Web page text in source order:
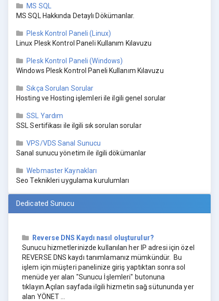
MS SQL
MS SQL Hakkında Detaylı Dökümanlar.
Plesk Kontrol Paneli (Linux)
Linux Plesk Kontrol Paneli Kullanım Kılavuzu
Plesk Kontrol Paneli (Windows)
Windows Plesk Kontrol Paneli Kullanım Kılavuzu
Sıkça Sorulan Sorular
Hosting ve Hosting işlemleri ile ilgili genel sorular
SSL Yardım
SSL Sertifikası ile ilgili sık sorulan sorular
VPS/VDS Sanal Sunucu
Sanal sunucu yönetim ile ilgili dökümanlar
Webmaster Kaynakları
Seo Teknikleri uygulama kurulumları
Dedicated Sunucu
Reverse DNS Kaydı nasıl oluşturulur?
Sunucu hizmetlerinizde kullanılan her IP adresi için özel
REVERSE DNS kaydı tanımlamanız mümkündür. Bu
işlem için müşteri panelinize giriş yaptıktan sonra sol
menüde yer alan "Sunucu İşlemleri" butonuna
tıklayın.Açılan sayfada ilgili hizmetin sağ sütununda yer
alan YÖNET ...